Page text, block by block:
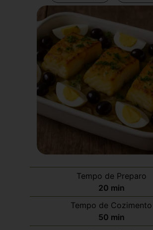
Tempo de Preparo
20 min
Tempo de Cozimento
50 min